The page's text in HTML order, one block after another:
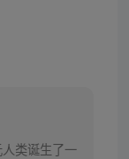
类诞生了一